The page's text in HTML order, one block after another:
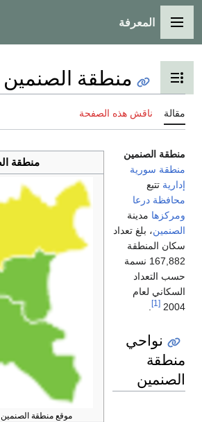
القائمة الرئيسية
المعرفة
تبديل عرض جدول المحتويات
منطقة الصنمين
مقالة ناقش هذه الصفحة
منطقة
موقع منطقة
منطقة الصنمين
منطقة سورية
إدارية تتبع
محافظة درعا
ومركزها مدينة
الصنمين، بلغ تعداد
سكان المنطقة
167,882 نسمة
حسب التعداد
السكاني لعام
2004
[1]
نواحي
منطقة
الصنمين